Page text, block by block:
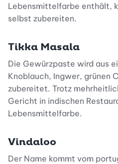
Lebensmittelfarbe enthält,
selbst zubereiten.
Tikka Masala
Die Gewürzpaste wird aus
Knoblauch, Ingwer, grünen
zubereitet. Trotz
Gericht in indischen
Lebensmittelfarbe.
Vindaloo
Der Name kommt vom